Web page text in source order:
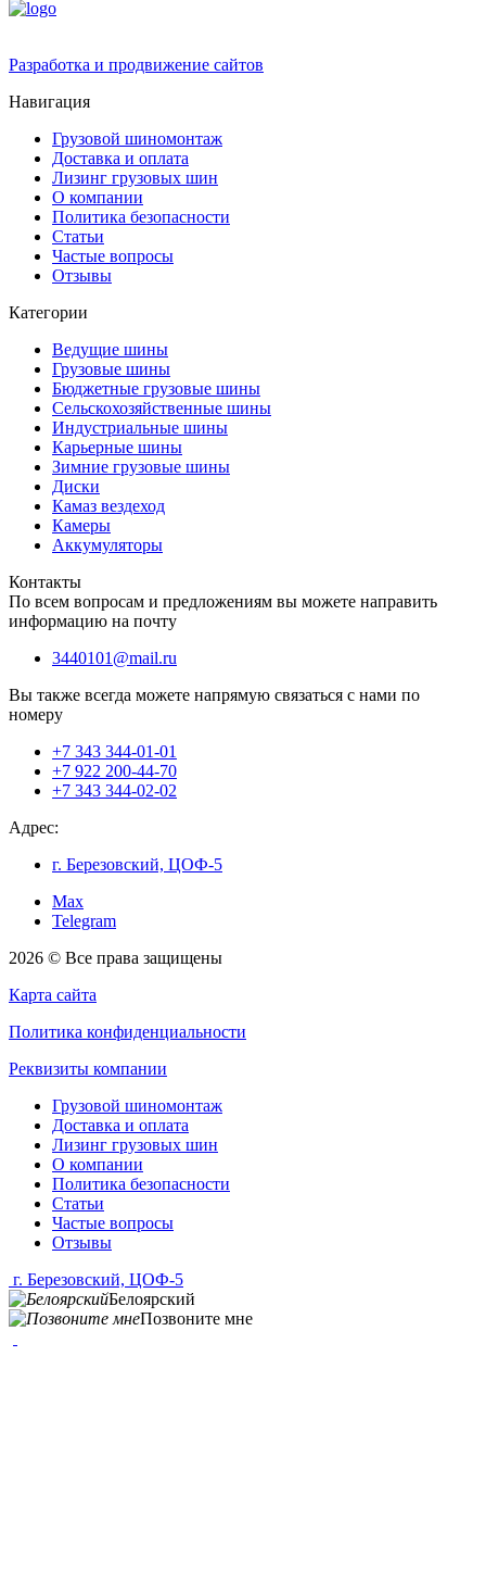
Разработка и продвижение сайтов
Навигация
Грузовой шиномонтаж
Доставка и оплата
Лизинг грузовых шин
О компании
Политика безопасности
Статьи
Частые вопросы
Отзывы
Категории
Ведущие шины
Грузовые шины
Бюджетные грузовые шины
Сельскохозяйственные шины
Индустриальные шины
Карьерные шины
Зимние грузовые шины
Диски
Камаз вездеход
Камеры
Аккумуляторы
Контакты
По всем вопросам и предложениям вы можете направить
информацию на почту
3440101@mail.ru
Вы также всегда можете напрямую связаться с нами по
номеру
+7 343 344-01-01
+7 922 200-44-70
+7 343 344-02-02
Адрес:
г. Березовский, ЦОФ-5
Max
Telegram
2026 © Все права защищены
Карта сайта
Политика конфиденциальности
Реквизиты компании
Грузовой шиномонтаж
Доставка и оплата
Лизинг грузовых шин
О компании
Политика безопасности
Статьи
Частые вопросы
Отзывы
г. Березовский, ЦОФ-5
Белоярский
Позвоните мне